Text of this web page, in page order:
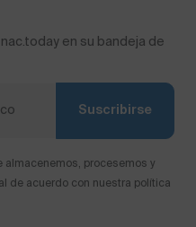
en su bandeja de
Suscribirse
almacenemos, procesemos y
de acuerdo con nuestra política